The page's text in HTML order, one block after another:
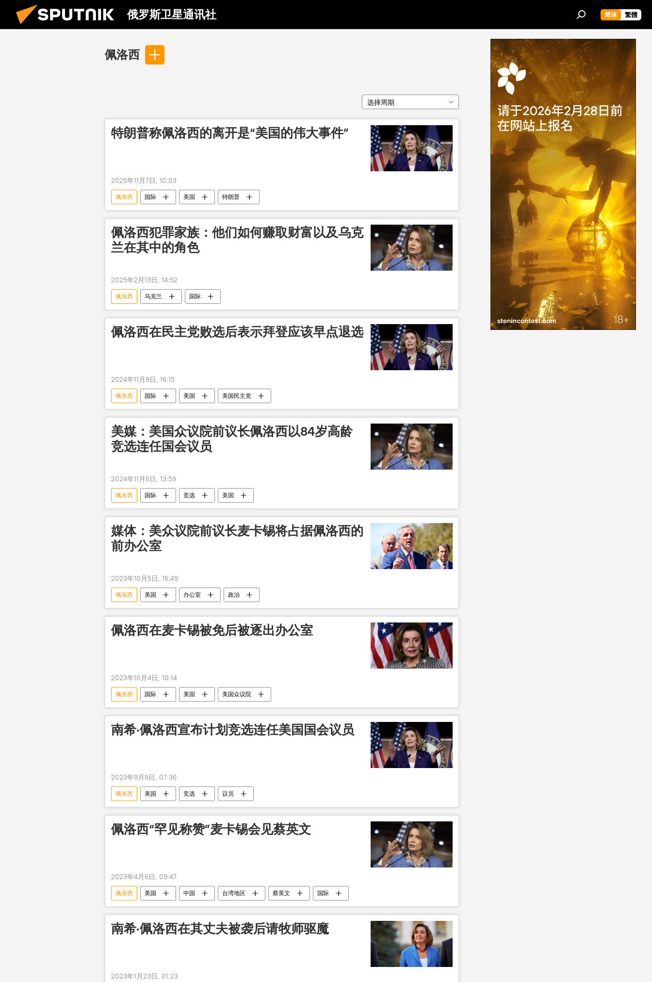
俄罗斯卫星通讯社 简体 繁體
佩洛西
选择周期
特朗普称佩洛西的离开是“美国的伟大事件”
2025年11月7日, 10:03
佩洛西 国际 美国 特朗普
佩洛西犯罪家族：他们如何赚取财富以及乌克
兰在其中的角色
2025年2月13日, 14:52
佩洛西 乌克兰 国际
佩洛西在民主党败选后表示拜登应该早点退选
2024年11月9日, 16:15
佩洛西 国际 美国 美国民主党
美媒：美国众议院前议长佩洛西以84岁高龄
竞选连任国会议员
2024年11月6日, 13:59
佩洛西 国际 竞选 美国
媒体：美众议院前议长麦卡锡将占据佩洛西的
前办公室
2023年10月5日, 16:49
佩洛西 美国 办公室 政治
佩洛西在麦卡锡被免后被逐出办公室
2023年10月4日, 10:14
佩洛西 国际 美国 美国众议院
南希·佩洛西宣布计划竞选连任美国国会议员
2023年9月9日, 07:36
佩洛西 美国 竞选 议员
佩洛西“罕见称赞”麦卡锡会见蔡英文
2023年4月6日, 09:47
佩洛西 美国 中国 台湾地区 蔡英文 国际
南希·佩洛西在其丈夫被袭后请牧师驱魔
2023年1月23日, 01:23